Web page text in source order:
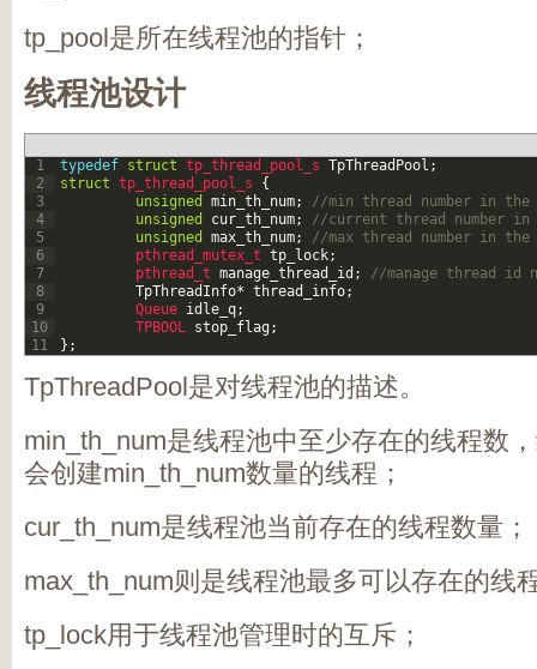
tp_pool是所在线程池的指针；
线程池设计
1
2
3
4
5
6
7
8
9
10
11
typedef struct tp_thread_pool_s TpThreadPool ;
struct tp_thread_pool_s
{
unsigned
min_th_num;
//min thread number in the
unsigned
cur_th_num;
//current thread number in
unsigned
max_th_num;
//max thread number in the
pthread_mutex_t tp_lock;
pthread_t manage_thread_id ;
//manage thread id
TpThreadInfo* thread_info;
Queue idle_q;
TPBOOL stop_flag ;
} ;
TpThreadPool是对线程池的描述。
min_th_num是线程池中至少存在的线程数
会创建min_th_num数量的线程；
cur_th_num是线程池当前存在的线程数量；
max_th_num则是线程池最多可以存在的线
tp_lock用于线程池管理时的互斥；